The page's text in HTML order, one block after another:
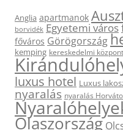
Anglia apartmanok
borvidék Egyetemi város
főváros Görögország
kemping kereskedelmi központ
luxus hotel Luxus
nyaralás nyaralás
Olaszország